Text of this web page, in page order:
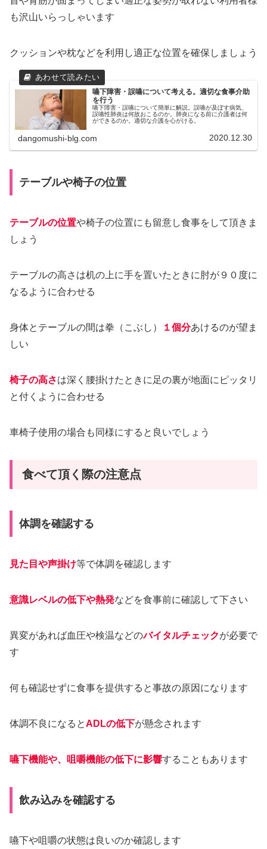
も沢山いらっしゃいます
クッションや枕などを利用し適正な位置を確保しましょう
嚥下障害・誤嚥について考える。適切な食事介助
を行う
嚥下障害・誤嚥について簡単に解説。誤嚥が及ぼす病気、
誤嚥性肺炎は何故おこるのか。肺炎になる前に介護者は何
ができるのか。適切な介護を心がける。
dangomushi-blg.com 2020.12.30
テーブルや椅子の位置
テーブルの位置や椅子の位置にも留意し食事をして頂きま
しょう
テーブルの高さは机の上に手を置いたときに肘が９０度に
なるように合わせる
身体とテーブルの間は拳（こぶし） １個分あけるのが望ま
しい
椅子の高さは深く腰掛けたときに足の裏が地面にピッタリ
と付くように合わせる
車椅子使用の場合も同様にすると良いでしょう
食べて頂く際の注意点
体調を確認する
見た目や声掛け等で体調を確認します
意識レベルの低下や熱発などを食事前に確認して下さい
異変があれば血圧や検温などのバイタルチェックが必要で
す
何も確認せずに食事を提供すると事故の原因になります
体調不良になるとADLの低下が懸念されます
嚥下機能や、咀嚼機能の低下に影響することもあります
飲み込みを確認する
嚥下や咀嚼の状態は良いのか確認します